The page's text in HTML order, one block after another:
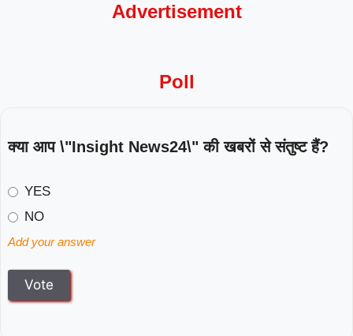
Advertisement
Poll
क्या आप \"Insight News24\" की खबरों से संतुष्ट हैं?
YES
NO
Add your answer